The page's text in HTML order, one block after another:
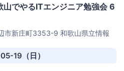
でやるITエンジニア勉強会 6
市新庄町3353-9 和歌山県立情報
19（日）